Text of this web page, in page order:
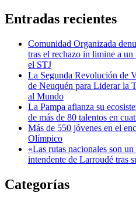
Entradas recientes
Comunidad Organizada
tras el rechazo in limine a
el STJ
La Segunda Revolución de
de Neuquén para Liderar la
al Mundo
La Pampa afianza su
de más de 80 talentos en
Más de 550 jóvenes en el
Olímpico
«Las rutas nacionales son
intendente de Larroudé tras
Categorías